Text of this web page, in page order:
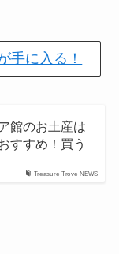
手に入る！
Treasure Trove NEWS
館のお土産は
すすめ！買う